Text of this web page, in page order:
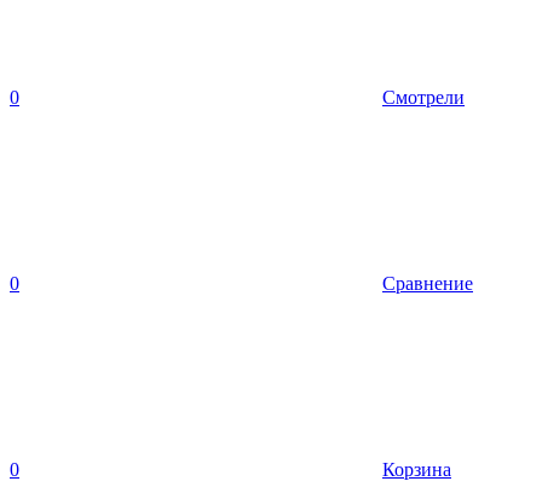
0 Смотрели
0 Сравнение
0 Корзина